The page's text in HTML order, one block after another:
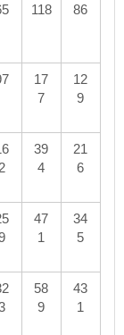
118 86
17
7
12
9
39
4
21
6
47
1
34
5
58
9
43
1